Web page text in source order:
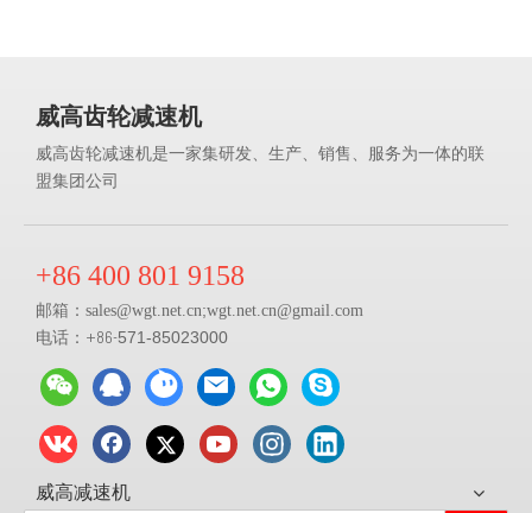
威高齿轮减速机
威高齿轮减速机是一家集研发、生产、销售、服务为一体的联
盟集团公司
+86 400 801 9158
邮箱： sales@wgt.net.cn;wgt.net.cn@gmail.com
电话：+86-571-85023000
威高减速机